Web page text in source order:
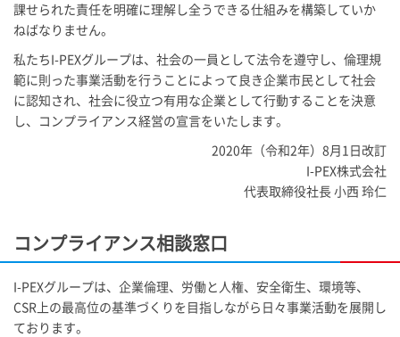
課せられた責任を明確に理解し全うできる仕組みを構築していか
ねばなりません。
私たちI-PEXグループは、社会の一員として法令を遵守し、倫理規
範に則った事業活動を行うことによって良き企業市民として社会
に認知され、社会に役立つ有用な企業として行動することを決意
し、コンプライアンス経営の宣言をいたします。
2020年（令和2年）8月1日改訂
I-PEX株式会社
代表取締役社長 小西 玲仁
コンプライアンス相談窓口
I-PEXグループは、企業倫理、労働と人権、安全衛生、環境等、
CSR上の最高位の基準づくりを目指しながら日々事業活動を展開し
ております。